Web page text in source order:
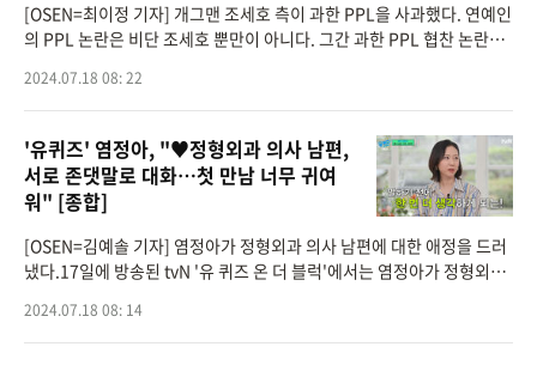
[OSEN=최이정 기자] 개그맨 조세호 측이 과한 PPL을 사과했다. 연예인
의 PPL 논란은 비단 조세호 뿐만이 아니다. 그간 과한 PPL 협찬 논란에
O SAE HO’ 측은
2024.07.18 08: 22
'유퀴즈' 염정아, "♥정형외과 의사 남편,
서로 존댓말로 대화…첫 만남 너무 귀여
워" [종합]
[OSEN=김예솔 기자] 염정아가 정형외과 의사 남편에 대한 애정을 드러
냈다.17일에 방송된 tvN '유 퀴즈 온 더 블럭'에서는 염정아가 정형외과
가 신인 때 염
2024.07.18 08: 14